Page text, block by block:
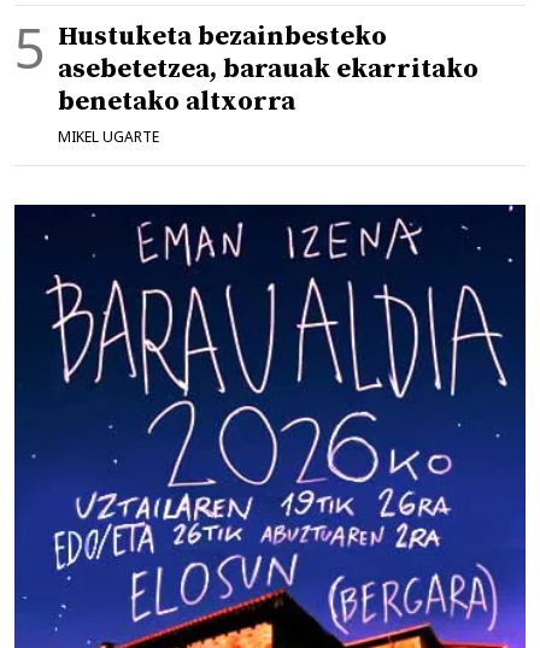
Hustuketa bezainbesteko
asebetetzea, barauak ekarritako
benetako altxorra
MIKEL UGARTE